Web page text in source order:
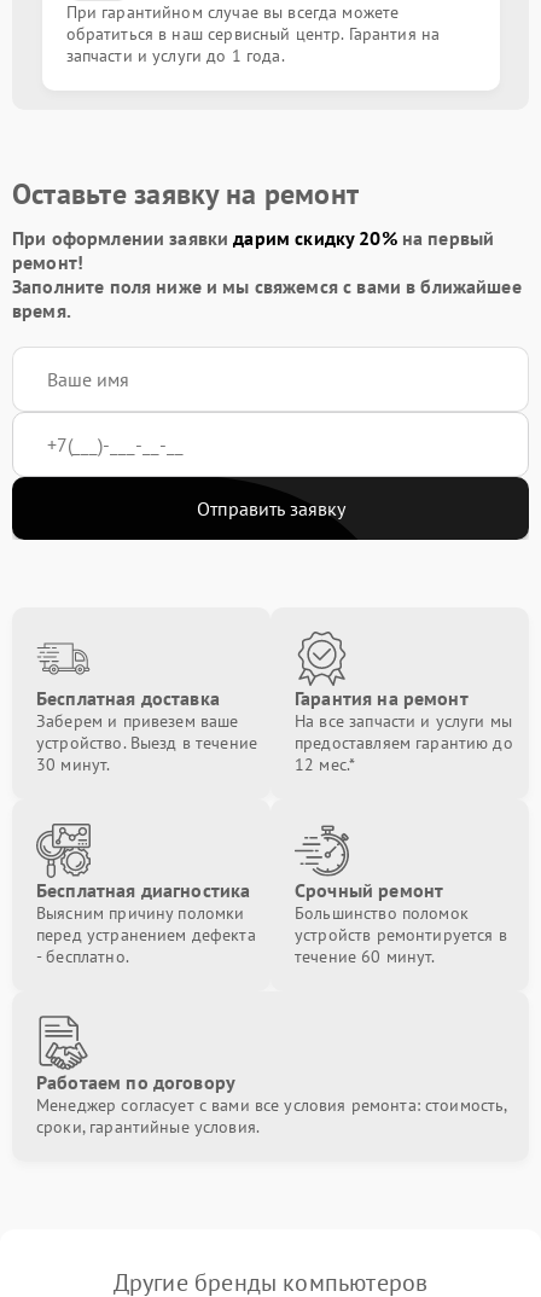
При гарантийном случае вы всегда можете
обратиться в наш сервисный центр. Гарантия на
запчасти и услуги до 1 года.
Оставьте заявку на ремонт
При оформлении заявкидарим скидку 20%на первый
ремонт!
Заполните поля ниже и мы свяжемся с вами в ближайшее
время.
Отправить заявку
Бесплатная доставка
Заберем и привезем ваше
устройство. Выезд в течение
30 минут.
Гарантия на ремонт
На все запчасти и услуги мы
предоставляем гарантию до
12 мес.*
Бесплатная диагностика
Выясним причину поломки
перед устранением дефекта
- бесплатно.
Срочный ремонт
Большинство поломок
устройств ремонтируется в
течение 60 минут.
Работаем по договору
Менеджер согласует с вами все условия ремонта: стоимость,
сроки, гарантийные условия.
Другие бренды компьютеров